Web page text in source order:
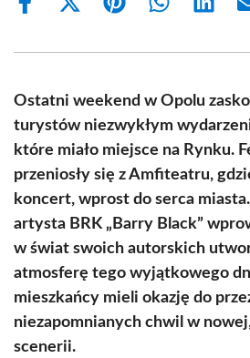
Share
Share
(Twitter)
Share Share Share
Ostatni weekend w Opolu
turystów niezwykłym
które miało miejsce na Rynku.
przeniosły się z Amfiteatru,
koncert, wprost do serca
artysta BRK „Barry Black”
w świat swoich autorskich
atmosferę tego wyjątkowego
mieszkańcy mieli okazję do
niezapomnianych chwil w
scenerii.